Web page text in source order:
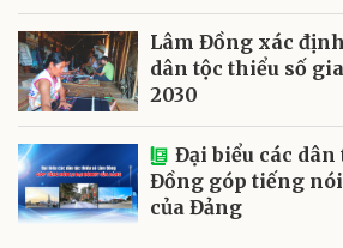
Lâm Đồng xác
dân tộc thiểu số
2030
Đại biểu các dân
Đồng góp tiếng
của Đảng